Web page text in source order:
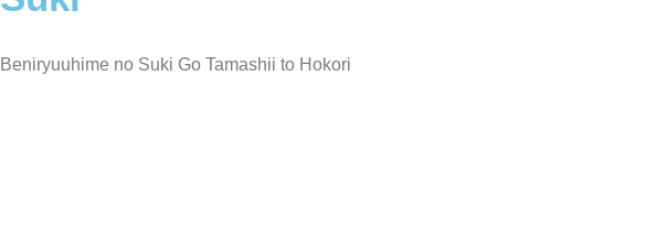
Beniryuuhime no Suki Go Tamashii to Hokori